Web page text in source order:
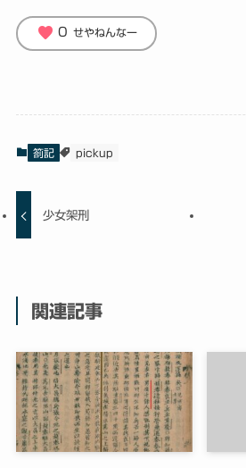
favorite 0 せやねんなー
箚記 pickup
少女架刑
関連記事